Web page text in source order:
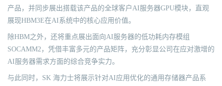
产品，并同步展出搭载该产品的全球客户AI服务器GPU模块，直观
展现HBM3E在AI系统中的核心应用价值。
除HBM之外，还将重点展出面向AI服务器的低功耗内存模组
SOCAMM2，凭借丰富多元的产品矩阵，充分彰显公司在应对激增的
AI服务器需求方面的综合竞争实力。
与此同时，SK 海力士将展示针对AI应用优化的通用存储器产品系